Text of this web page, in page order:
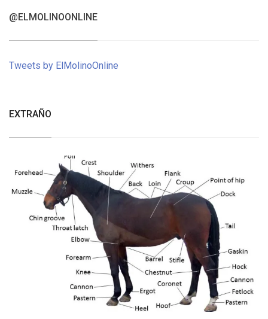
@ELMOLINOONLINE
Tweets by ElMolinoOnline
EXTRAÑO